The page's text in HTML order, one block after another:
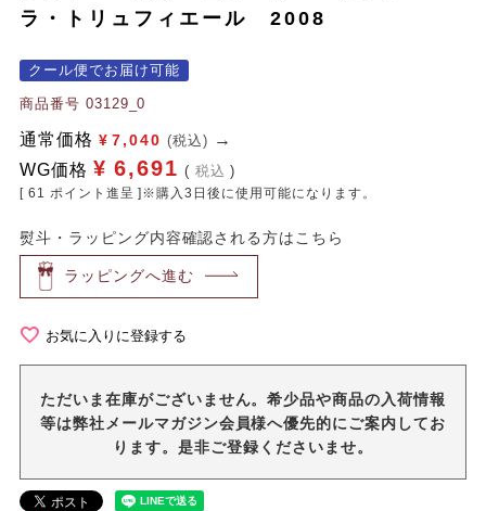
ラ・トリュフィエール 2008
クール便でお届け可能
商品番号 03129_0
通常価格 ¥ 7,040 (税込)
WG価格 ¥ 6,691 税込
[ 61 ポイント進呈 ]※購入3日後に使用可能になります。
熨斗・ラッピング内容確認される方はこちら
ラッピングへ進む
お気に入りに登録する
ただいま在庫がございません。希少品や商品の入荷情報
等は弊社メールマガジン会員様へ優先的にご案内してお
ります。是非ご登録くださいませ。